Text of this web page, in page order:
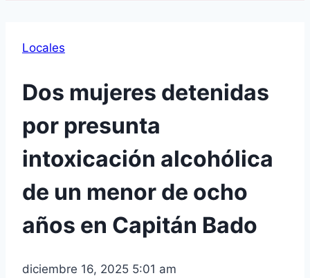
Locales
Dos mujeres detenidas
por presunta
intoxicación alcohólica
de un menor de ocho
años en Capitán Bado
diciembre 16, 2025 5:01 am